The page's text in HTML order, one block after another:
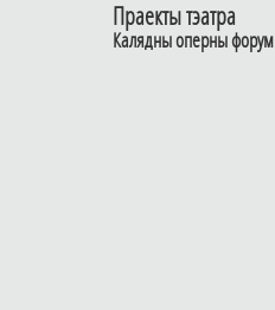
Праекты тэатра
Калядны оперны форум